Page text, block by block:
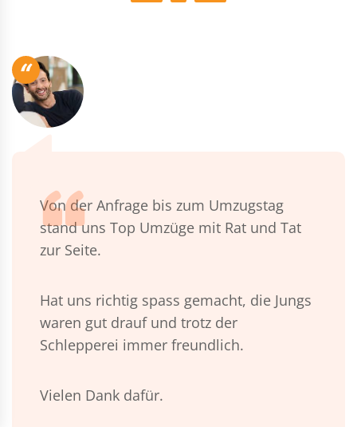
“
Von der Anfrage bis zum Umzugstag
stand uns Top Umzüge mit Rat und Tat
zur Seite.
Hat uns richtig spass gemacht, die Jungs
waren gut drauf und trotz der
Schlepperei immer freundlich.
Vielen Dank dafür.